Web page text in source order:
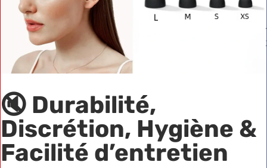
🔇 Durabilité,
Discrétion, Hygiène &
Facilité d’entretien